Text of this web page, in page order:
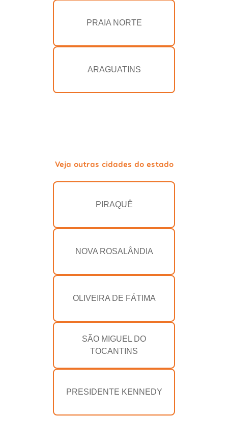
PRAIA NORTE
ARAGUATINS
Veja outras cidades do estado
PIRAQUÊ
NOVA ROSALÂNDIA
OLIVEIRA DE FÁTIMA
SÃO MIGUEL DO
TOCANTINS
PRESIDENTE KENNEDY